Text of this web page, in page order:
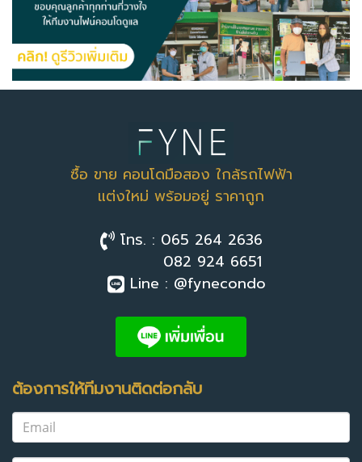
ซื้อ ขาย คอนโดมือสอง ใกล้รถไฟฟ้า
แต่งใหม่ พร้อมอยู่ ราคาถูก
โทร. : 065 264 2636
082 924 6651
Line : @fynecondo
ต้องการให้ทีมงานติดต่อกลับ